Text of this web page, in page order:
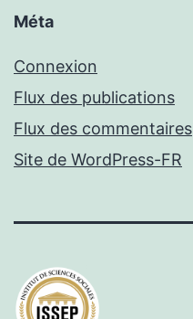
Méta
Connexion
Flux des publications
Flux des commentaires
Site de WordPress-FR